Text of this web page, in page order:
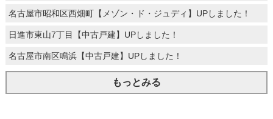
名古屋市昭和区西畑町【メゾン・ド・ジュディ】UPしました！
日進市東山7丁目【中古戸建】UPしました！
名古屋市南区鳴浜【中古戸建】UPしました！
もっとみる